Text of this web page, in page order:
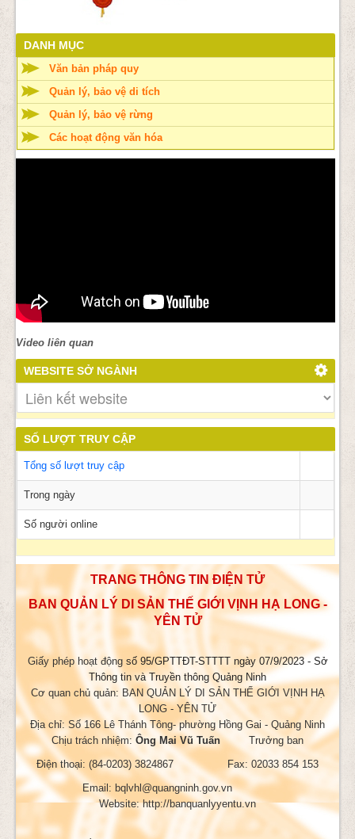
DANH MỤC
Văn bản pháp quy
Quản lý, bảo vệ di tích
Quản lý, bảo vệ rừng
Các hoạt động văn hóa
Video liên quan
WEBSITE SỞ NGÀNH
SỐ LƯỢT TRUY CẬP
Tổng số lượt truy cập
Trong ngày
Số người online
TRANG THÔNG TIN ĐIỆN TỬ
BAN QUẢN LÝ DI SẢN THẾ GIỚI VỊNH HẠ LONG -
YÊN TỬ
Giấy phép hoạt động số 95/GPTTĐT-STTTT ngày 07/9/2023 - Sở
Thông tin và Truyền thông Quảng Ninh
Cơ quan chủ quản: BAN QUẢN LÝ DI SẢN THẾ GIỚI VỊNH HẠ
LONG - YÊN TỬ
Địa chỉ: Số 166 Lê Thánh Tông- phường Hồng Gai - Quảng Ninh
Chịu trách nhiệm: Ông Mai Vũ TuấnTrưởng ban
Điện thoại: (84-0203) 3824867 Fax: 02033 854 153
Email: bqlvhl@quangninh.gov.vn
Website: http://banquanlyyentu.vn